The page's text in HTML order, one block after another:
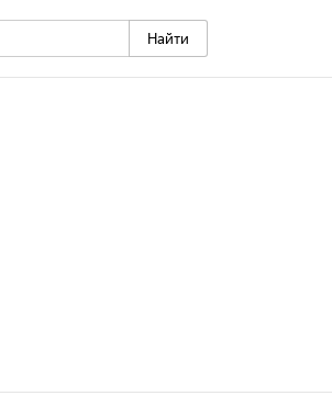
Найти